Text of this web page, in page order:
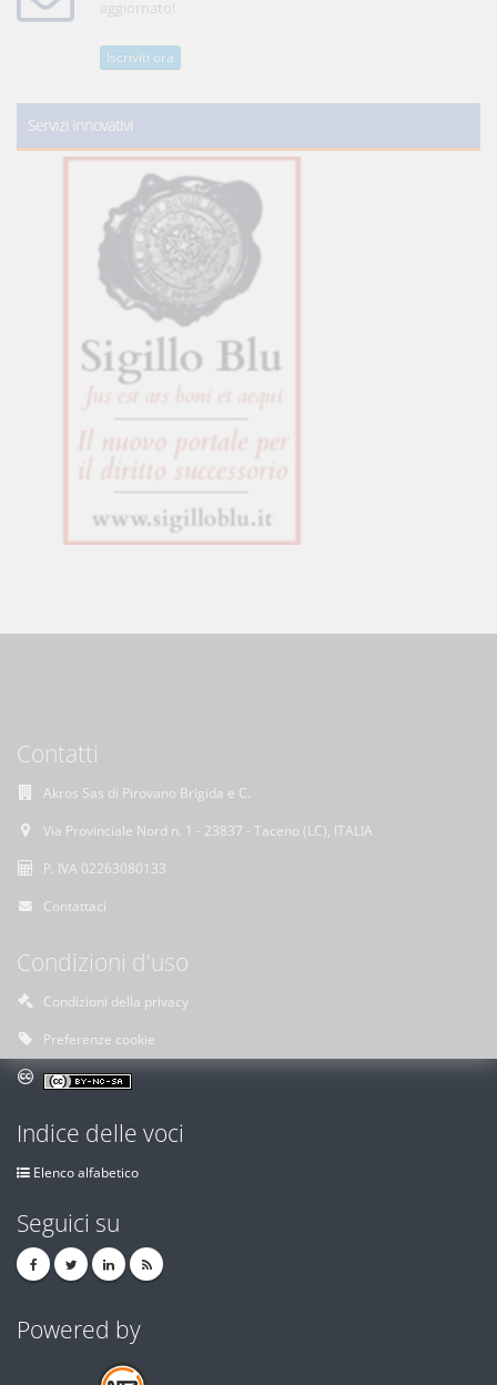
aggiornato!
Iscriviti ora
Servizi innovativi
Contatti
Akros Sas di Pirovano Brigida e C.
Via Provinciale Nord n. 1 - 23837 - Taceno (LC), ITALIA
P. IVA 02263080133
Contattaci
Condizioni d'uso
Condizioni della privacy
Preferenze cookie
Indice delle voci
Elenco alfabetico
Seguici su
Powered by